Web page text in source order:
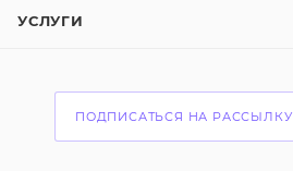
УСЛУГИ
ПОДПИСАТЬСЯ НА РАССЫЛКУ